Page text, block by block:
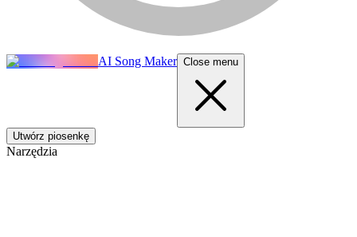
AI Song Maker Close menu
Utwórz piosenkę
Narzędzia